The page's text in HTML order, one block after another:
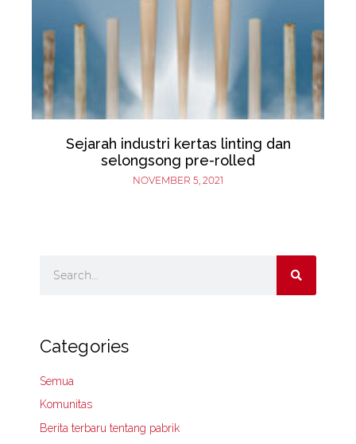
Sejarah industri kertas linting dan
selongsong pre-rolled
NOVEMBER 5, 2021
Categories
Semua
Komunitas
Berita terbaru tentang pabrik